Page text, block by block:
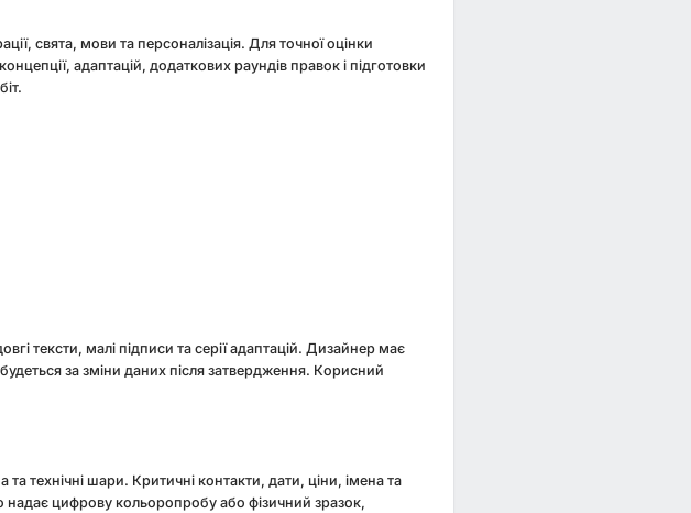
свята, мови та персоналізація. Для точної оцінки
адаптацій, додаткових раундів правок і підготовки
тексти, малі підписи та серії адаптацій. Дизайнер має
за зміни даних після затвердження. Корисний
технічні шари. Критичні контакти, дати, ціни, імена та
цифрову кольоропробу або фізичний зразок,